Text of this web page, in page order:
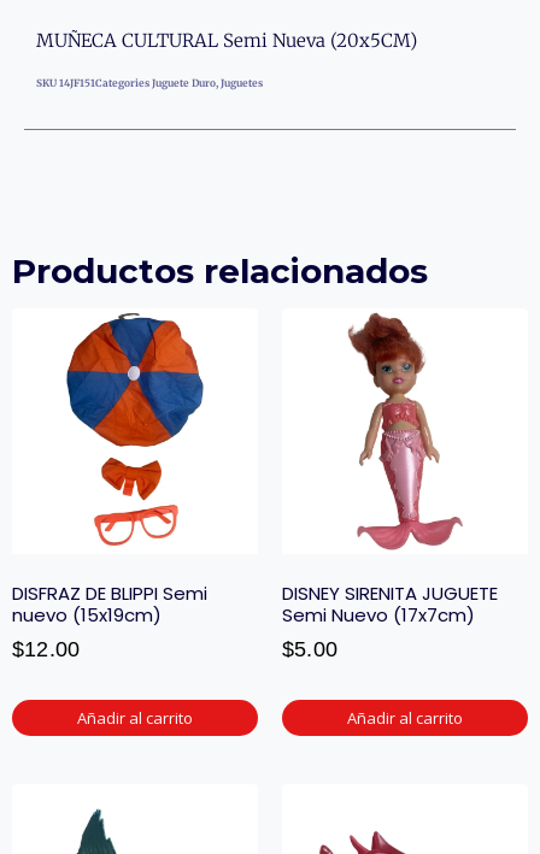
MUÑECA CULTURAL Semi Nueva (20x5CM)
SKU 14JF151Categories Juguete Duro, Juguetes
Productos relacionados
DISFRAZ DE BLIPPI Semi
nuevo (15x19cm)
$12.00
Añadir al carrito
DISNEY SIRENITA JUGUETE
Semi Nuevo (17x7cm)
$5.00
Añadir al carrito